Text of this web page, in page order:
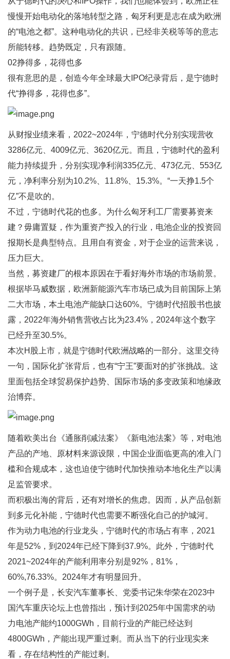
慢慢开始电动化的落地转型之路，匈牙利更是志在成为欧洲
的“电池之都”。这种电动化的共识，已经非关税等等的意志
所能转移。趋势既定，只有跟随。
02挣得多，花得也多
很有意思的是，创造今年全球最大IPO纪录背后，是宁德时
代“挣得多，花得也多”。
从财报业绩来看，2022~2024年，宁德时代分别实现营收
3286亿元、4009亿元、3620亿元。而且，宁德时代的盈利
能力持续提升，分别实现净利润335亿元、473亿元、553亿
元，净利率分别为10.2%、11.8%、15.3%。“一天挣1.5个
亿”不是吹的。
不过，宁德时代花的也多。为什么匈牙利工厂需要募资来
建？毋庸置疑，作为重资产投入的行业，电池企业的投资回
报期长是典型特点。且用自有资金，对于企业的运营来说，
压力巨大。
当然，募资建厂的根本原因在于看好海外市场的市场前景。
根据毕马威数据，欧洲新能源汽车市场已成为目前国际上第
二大市场，本土电池产能缺口达60%。宁德时代招股书也披
露，2022年海外销售营收占比为23.4%，2024年这个数字
已经升至30.5%。
本次H股上市，就是宁德时代欧洲战略的一部分。这里交待
一句，国际化扩张背后，也有“宁王”要面对的扩张挑战。这
里面包括全球贸易保护趋势、国际市场的多变政策和地缘政
治博弈。
随着欧美出台《通胀削减法案》《新电池法案》等，对电池
产品的产地、原材料来源设限，中国企业面临更高的准入门
槛和合规成本，这也迫使宁德时代加快推动本地化生产以满
足监管要求。
而积极出海的背后，还有对增长的焦虑。因而，从产品创新
到多元化补能，宁德时代也需要不断强化自己的护城河。
作为动力电池的行业龙头，宁德时代的市场占有率，2021
年是52%，到2024年已经下降到37.9%。此外，宁德时代
2021~2024年的产能利用率分别是92%，81%，
60%,76.33%。2024年才有明显回升。
一个例子是，长安汽车董事长、党委书记朱华荣在2023中
国汽车重庆论坛上也曾指出，预计到2025年中国需求的动
力电池产能约1000GWh，目前行业的产能已经达到
4800GWh，产能出现严重过剩。而从当下的行业现实来
看，存在结构性的产能过剩。